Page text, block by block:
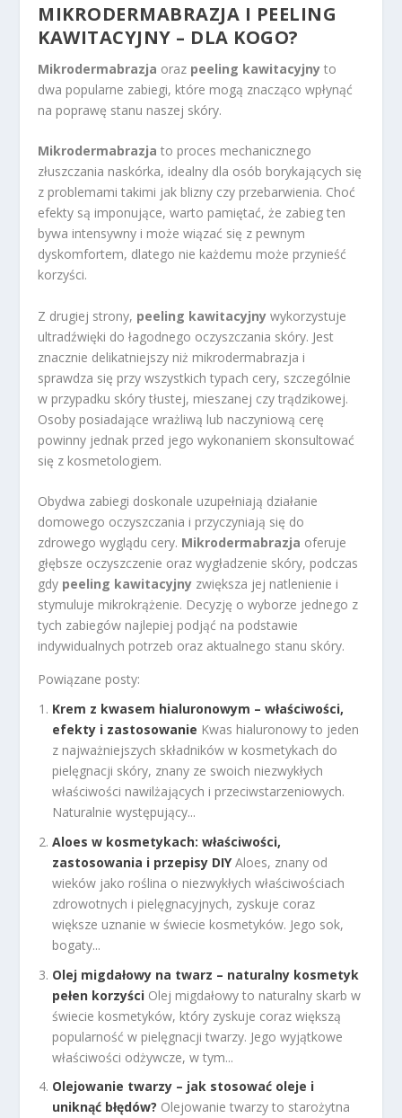
MIKRODERMABRAZJA I PEELING
KAWITACYJNY – DLA KOGO?
Mikrodermabrazja oraz peeling kawitacyjny to
dwa popularne zabiegi, które mogą znacząco wpłynąć
na poprawę stanu naszej skóry.
Mikrodermabrazja to proces mechanicznego
złuszczania naskórka, idealny dla osób borykających się
z problemami takimi jak blizny czy przebarwienia. Choć
efekty są imponujące, warto pamiętać, że zabieg ten
bywa intensywny i może wiązać się z pewnym
dyskomfortem, dlatego nie każdemu może przynieść
korzyści.
Z drugiej strony, peeling kawitacyjny wykorzystuje
ultradźwięki do łagodnego oczyszczania skóry. Jest
znacznie delikatniejszy niż mikrodermabrazja i
sprawdza się przy wszystkich typach cery, szczególnie
w przypadku skóry tłustej, mieszanej czy trądzikowej.
Osoby posiadające wrażliwą lub naczyniową cerę
powinny jednak przed jego wykonaniem skonsultować
się z kosmetologiem.
Obydwa zabiegi doskonale uzupełniają działanie
domowego oczyszczania i przyczyniają się do
zdrowego wyglądu cery. Mikrodermabrazja oferuje
głębsze oczyszczenie oraz wygładzenie skóry, podczas
gdy peeling kawitacyjny zwiększa jej natlenienie i
stymuluje mikrokrążenie. Decyzję o wyborze jednego z
tych zabiegów najlepiej podjąć na podstawie
indywidualnych potrzeb oraz aktualnego stanu skóry.
Powiązane posty:
Krem z kwasem hialuronowym – właściwości,
efekty i zastosowanie Kwas hialuronowy to jeden
z najważniejszych składników w kosmetykach do
pielęgnacji skóry, znany ze swoich niezwykłych
właściwości nawilżających i przeciwstarzeniowych.
Naturalnie występujący...
Aloes w kosmetykach: właściwości,
zastosowania i przepisy DIY Aloes, znany od
wieków jako roślina o niezwykłych właściwościach
zdrowotnych i pielęgnacyjnych, zyskuje coraz
większe uznanie w świecie kosmetyków. Jego sok,
bogaty...
Olej migdałowy na twarz – naturalny kosmetyk
pełen korzyści Olej migdałowy to naturalny skarb w
świecie kosmetyków, który zyskuje coraz większą
popularność w pielęgnacji twarzy. Jego wyjątkowe
właściwości odżywcze, w tym...
Olejowanie twarzy – jak stosować oleje i
uniknąć błędów? Olejowanie twarzy to starożytna